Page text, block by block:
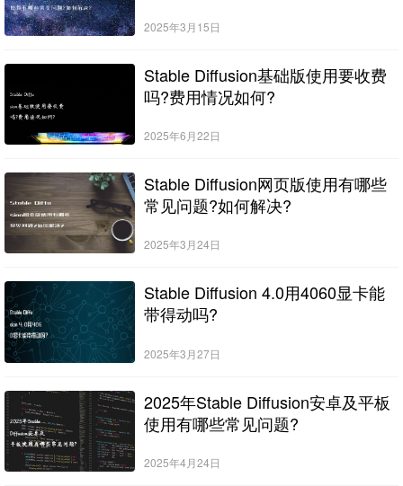
2025年3月15日
Stable Diffusion基础版使用要收费
吗?费用情况如何?
2025年6月22日
Stable Diffusion网页版使用有哪些
常见问题?如何解决?
2025年3月24日
Stable Diffusion 4.0用4060显卡能
带得动吗?
2025年3月27日
2025年Stable Diffusion安卓及平板
使用有哪些常见问题?
2025年4月24日